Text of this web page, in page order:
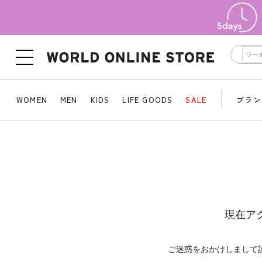
WOMEN MEN KIDS LIFE GOODS SALE ブラ
現在ア
ご迷惑をおかけしまし